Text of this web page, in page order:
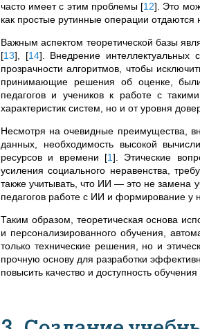
часто имеет с этим проблемы [12] . Это
как простые рутинные операции отдаются
Важным аспектом теоретической базы
[13] [14] . Внедрение
прозрачности алгоритмов, чтобы
принимающие решения об оценке, были
педагогов и учеников к работе с
характеристик систем, но и от уровня
Несмотря на очевидные преимущества,
данных, необходимость высокой
ресурсов и времени [1] . Этические
усиления социального неравенства,
также учитывать, что ИИ — это не замена
педагогов работе с ИИ и формирование у
Таким образом, теоретическая основа
и персонализированного обучения,
только технические решения, но и
прочную основу для разработки
повысить качество и доступность